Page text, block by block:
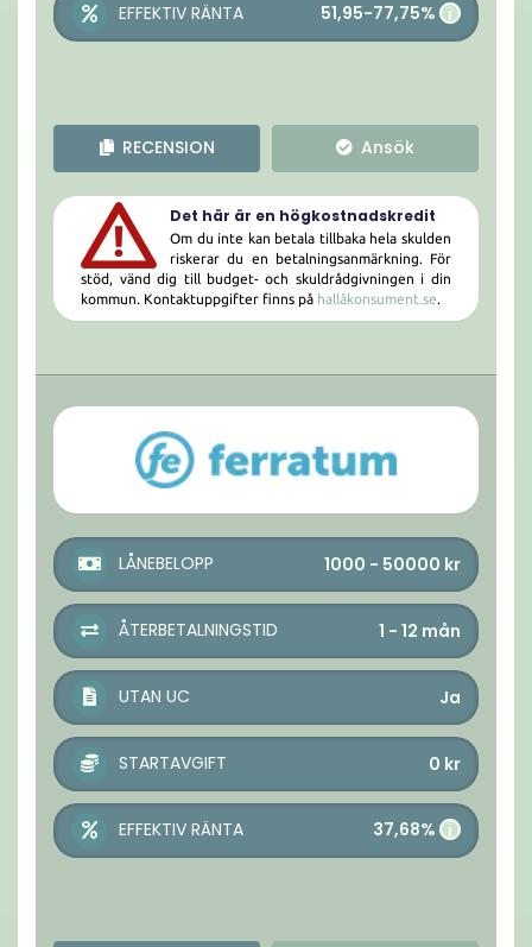
EFFEKTIV RÄNTA 51,95-77,75% i
RECENSION Ansök
Det här är en högkostnadskredit
Om du inte kan betala tillbaka hela skulden
riskerar du en betalningsanmärkning. För
stöd, vänd dig till budget- och skuldrådgivningen i din
kommun. Kontaktuppgifter finns på hallåkonsument.se.
LÅNEBELOPP 1000 - 50000 kr
ÅTERBETALNINGSTID 1 - 12 mån
UTAN UC Ja
STARTAVGIFT 0 kr
EFFEKTIV RÄNTA 37,68% i